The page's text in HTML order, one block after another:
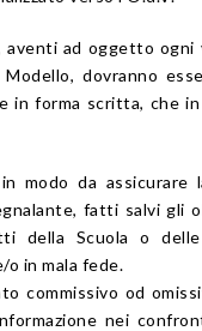
aventi ad oggetto ogni
dovranno
in forma scritta, che
in modo da assicurare
fatti salvi gli
della Scuola o delle
in mala fede.
commissivo od
nei